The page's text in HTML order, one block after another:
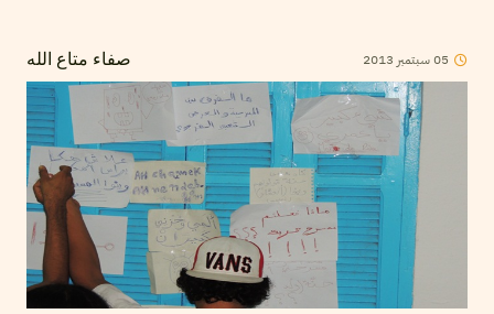
صفاء متاع الله 05سبتمبر 2013